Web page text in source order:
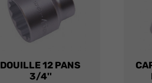
DOUILLE 12 PANS
3/4''